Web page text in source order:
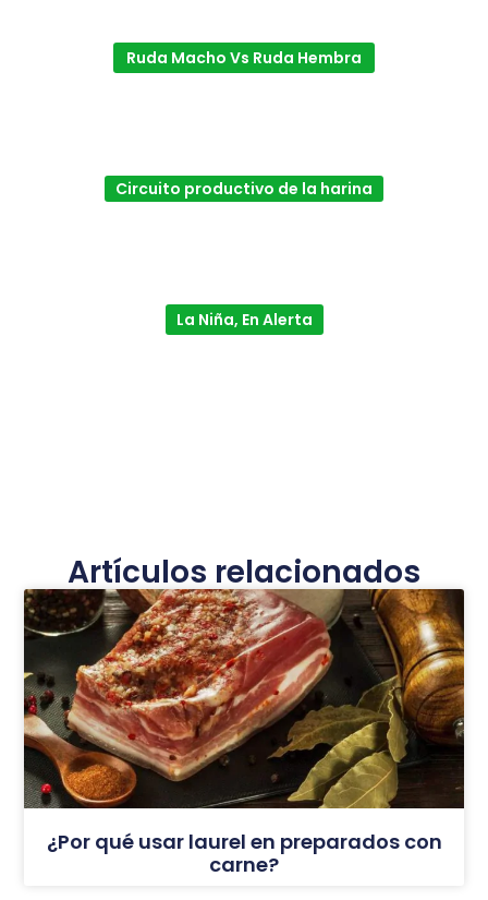
Ruda Macho Vs Ruda Hembra
Circuito productivo de la harina
La Niña, En Alerta
Artículos relacionados
¿Por qué usar laurel en preparados con
carne?